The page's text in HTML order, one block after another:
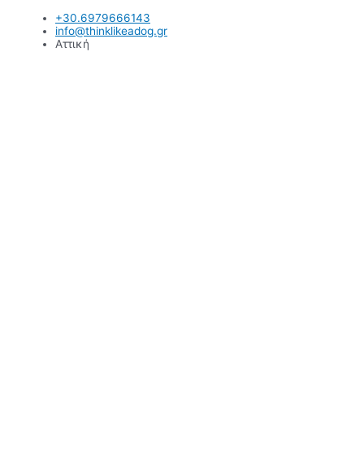
Μετάβαση
περιεχόμενο
+30.6979666143
info@thinklikeadog.gr
Αττική